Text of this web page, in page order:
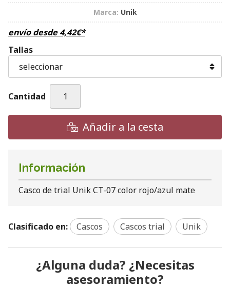
Marca: Unik
envío desde4,42€*
Tallas
Cantidad
Añadir a la cesta
Información
Casco de trial Unik CT-07 color rojo/azul mate
Clasificado en: Cascos Cascos trial Unik
¿Alguna duda? ¿Necesitas
asesoramiento?